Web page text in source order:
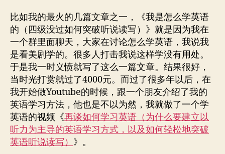
比如我的最火的几篇文章之一，《我是怎么学英语
的（四级没过如何突破听说读写）》就是因为我在
一个群里面聊天，大家在讨论怎么学英语，我说我
是看美剧学的。很多人打击我说这样学没有用处。
于是我一时义愤就写了这么一篇文章。结果很好，
当时光打赏就过了4000元。而过了很多年以后，在
我开始做Youtube的时候，跟一个朋友介绍了我的
英语学习方法，他也是不以为然，我就做了一个学
英语的视频《再谈如何学习英语（为什么要建立以
听力为主导的英语学习方式，以及如何轻松地突破
英语听说读写） 》。